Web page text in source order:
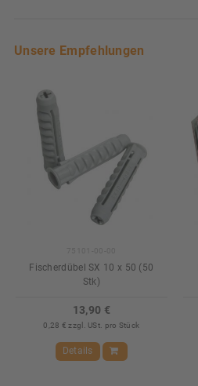
Unsere Empfehlungen
Fischerdübel SX 10 x 50 (50
Stk)
13,90 €
0,28 € zzgl. USt. pro Stück
Details